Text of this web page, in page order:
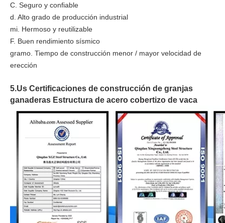
C. Seguro y confiable
d. Alto grado de producción industrial
mi. Hermoso y reutilizable
F. Buen rendimiento sísmico
gramo. Tiempo de construcción menor / mayor velocidad de
erección
5.Us Certificaciones de construcción de granjas
ganaderas Estructura de acero cobertizo de vaca